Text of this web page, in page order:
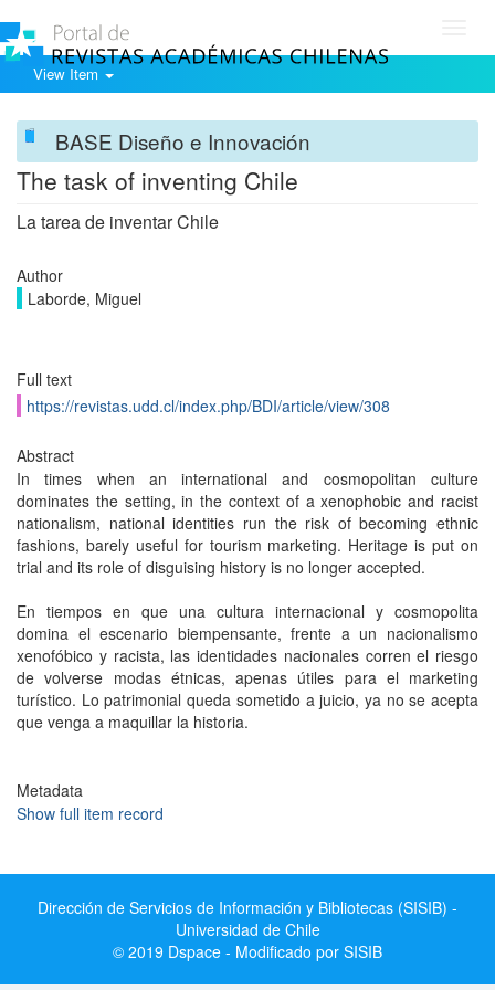
View Item
BASE Diseño e Innovación
The task of inventing Chile
La tarea de inventar Chile
Author
Laborde, Miguel
Full text
https://revistas.udd.cl/index.php/BDI/article/view/308
Abstract
In times when an international and cosmopolitan culture
dominates the setting, in the context of a xenophobic and racist
nationalism, national identities run the risk of becoming ethnic
fashions, barely useful for tourism marketing. Heritage is put on
trial and its role of disguising history is no longer accepted.
En tiempos en que una cultura internacional y cosmopolita
domina el escenario biempensante, frente a un nacionalismo
xenofóbico y racista, las identidades nacionales corren el riesgo
de volverse modas étnicas, apenas útiles para el marketing
turístico. Lo patrimonial queda sometido a juicio, ya no se acepta
que venga a maquillar la historia.
Metadata
Show full item record
Dirección de Servicios de Información y Bibliotecas (SISIB) -
Universidad de Chile
© 2019 Dspace - Modificado por SISIB